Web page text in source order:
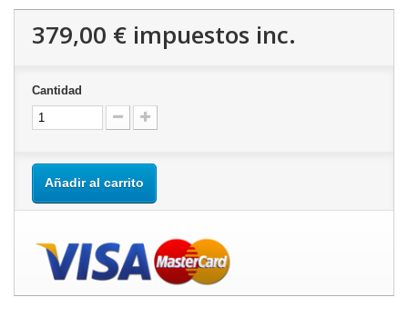
379,00 € impuestos inc.
Cantidad
Añadir al carrito